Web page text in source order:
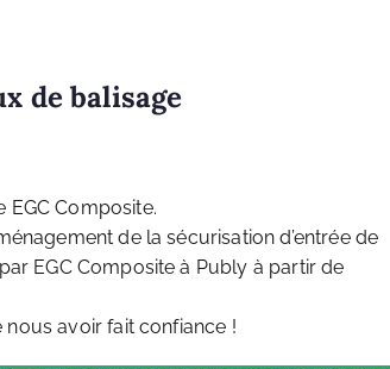
de balisage
Composite.
de la sécurisation d’entrée de
EGC Composite à Publy à partir de
avoir fait confiance !